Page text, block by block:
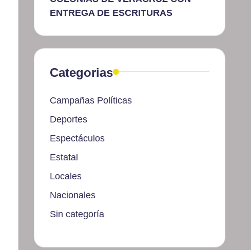
ENTREGA DE ESCRITURAS
Categorias
Campañas Políticas
Deportes
Espectáculos
Estatal
Locales
Nacionales
Sin categoría